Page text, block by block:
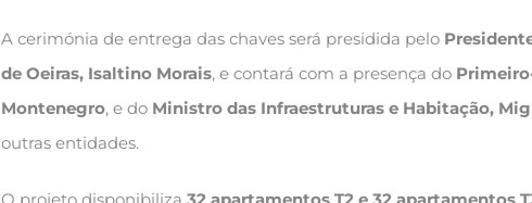
A cerimónia de entrega das chaves será presidida pelo
de Oeiras, Isaltino Morais, e contará com a presença do
Montenegro, e do Ministro das Infraestruturas e Habitação,
outras entidades.